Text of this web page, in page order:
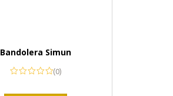
Bandolera Simun
(0)